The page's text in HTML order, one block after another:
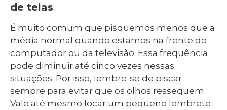
de telas
É muito comum que pisquemos menos que a
média normal quando estamos na frente do
computador ou da televisão. Essa frequência
pode diminuir até cinco vezes nessas
situações. Por isso, lembre-se de piscar
sempre para evitar que os olhos ressequem.
Vale até mesmo locar um pequeno lembrete